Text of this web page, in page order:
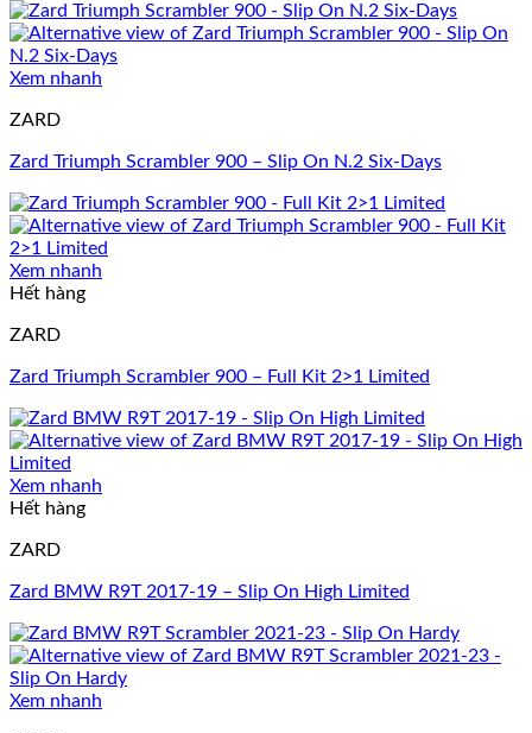
Xem nhanh
ZARD
Zard Triumph Scrambler 900 – Slip On N.2 Six-Days
Xem nhanh
Hết hàng
ZARD
Zard Triumph Scrambler 900 – Full Kit 2>1 Limited
Xem nhanh
Hết hàng
ZARD
Zard BMW R9T 2017-19 – Slip On High Limited
Xem nhanh